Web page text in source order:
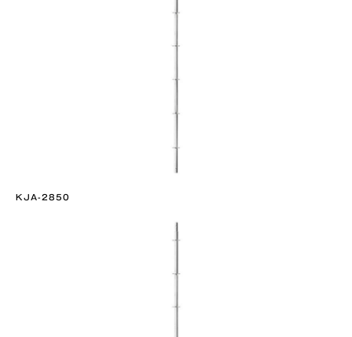
KJA-2850